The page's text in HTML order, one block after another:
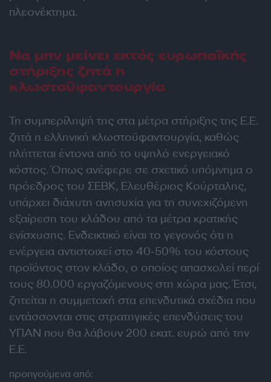
πλεονέκτημα.
Να μην μείνει εκτός ευρωπαϊκής
στήριξης ζητά η
κλωστοϋφαντουργία
Τη συμπερίληψή της στα μέτρα στήριξης της Ε.Ε.
ζητά η ελληνική κλωστοϋφαντουργία, καθώς
πλήττεται έντονα από το υψηλό ενεργειακό
κόστος. Όπως ανέφερε σε σχετικό υπόμνημα ο
πρόεδρος του ΣΕΒΚ, Ελευθέριος Κούρταλης,
υπάρχει διάχυτη ανησυχία για τη συνεχιζόμενη
εξαίρεση του κλάδου από τα μέτρα κρατικής
ενίσχυσης. Ενδεικτικό είναι το γεγονός ότι η
ενέργεια αντιστοιχεί στο 40-50% του κόστους
προϊόντος στον κλάδο, ο οποίος απασχολεί περί
τους 80.000 εργαζόμενους στη χώρα μας. Έτσι,
ζητείται η συμμετοχή στα επενδυτικά σχέδια που
εντάσσονται στις στρατηγικές επενδύσεις του
ΥΠΑΝ που θα λάβουν 200 εκατ. ευρώ από την
Ε.Ε.
προηγούμενα από: